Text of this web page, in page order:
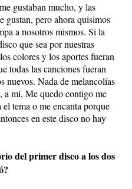
gustaban mucho, y las
gustan, pero ahora quisimos
a nosotros mismos. Si la
que sea por nuestras
colores y los aportes fueran
todas las canciones fueran
nuevos. Nada de melancolías
a mí, Me quedo contigo me
tema o me encanta porque
en este disco no hay
del primer disco a los dos